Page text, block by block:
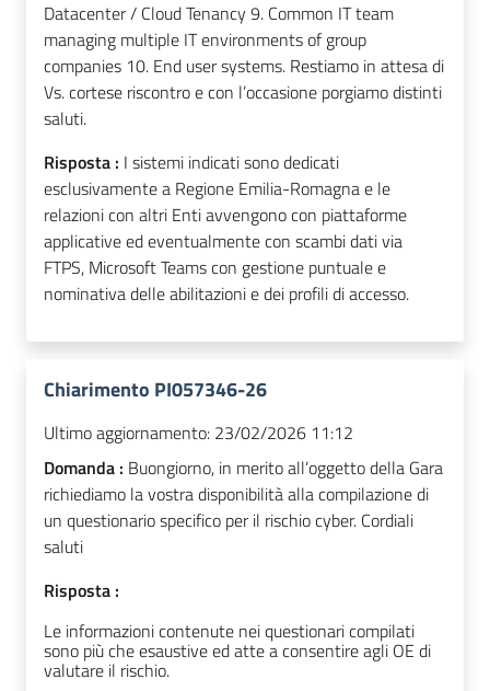
Datacenter / Cloud Tenancy 9. Common IT team
managing multiple IT environments of group
companies 10. End user systems. Restiamo in attesa di
Vs. cortese riscontro e con l’occasione porgiamo distinti
saluti.
Risposta : I sistemi indicati sono dedicati
esclusivamente a Regione Emilia-Romagna e le
relazioni con altri Enti avvengono con piattaforme
applicative ed eventualmente con scambi dati via
FTPS, Microsoft Teams con gestione puntuale e
nominativa delle abilitazioni e dei profili di accesso.
Chiarimento PI057346-26
Ultimo aggiornamento: 23/02/2026 11:12
Domanda : Buongiorno, in merito all’oggetto della Gara
richiediamo la vostra disponibilità alla compilazione di
un questionario specifico per il rischio cyber. Cordiali
saluti
Risposta :
Le informazioni contenute nei questionari compilati
sono più che esaustive ed atte a consentire agli OE di
valutare il rischio.